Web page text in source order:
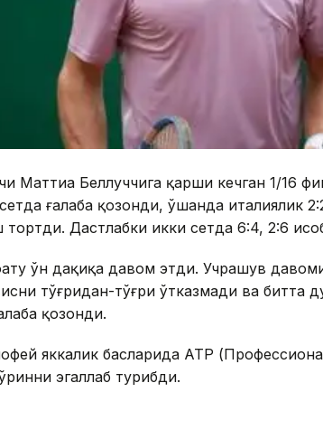
Маттиа Беллуччига қарши кечган 1/16
ғалаба қозонди, ўшанда италиялик
Дастлабки икки сетда 6:4, 2:6
ўн дақиқа давом этди. Учрашув
тўғридан-тўғри ўтказмади ва битта
қозонди.
яккалик баҳсларида ATP
эгаллаб турибди.